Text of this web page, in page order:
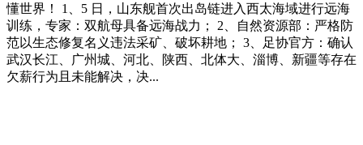
懂世界！ 1、5 日，山东舰首次出岛链进入西太海域进行远海
训练，专家：双航母具备远海战力； 2、自然资源部：严格防
范以生态修复名义违法采矿、破坏耕地； 3、足协官方：确认
武汉长江、广州城、河北、陕西、北体大、淄博、新疆等存在
欠薪行为且未能解决，决...